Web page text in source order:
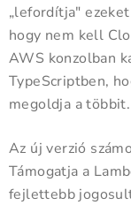
„lefordítja"
hogy nem kell
AWS konzolban
TypeScriptben,
megoldja a többit.
Az új verzió
Támogatja a
fejlettebb